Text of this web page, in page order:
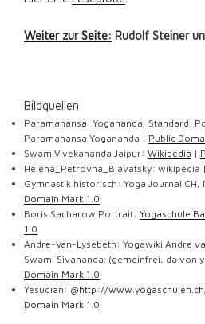
Weiter zur Seite: Rudolf Steiner
Bildquellen
Paramahansa Yogananda | Public
SwamiVivekananda Jaipur: Wikipedia |
Helena_Petrovna_Blavatsky: wikipedia |
Gymnastik historisch: Yoga Journal CH,
Domain Mark 1.0
Boris Sacharow Portrait: Yogaschule
1.0
Andre-Van-Lysebeth: Yogawiki Andre
Swami Sivananda; (gemeinfrei, da von
Domain Mark 1.0
Yesudian: @http://
Domain Mark 1.0